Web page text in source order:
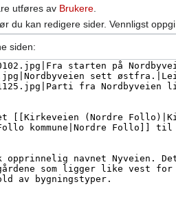
utføres av Brukere
du kan redigere sider. Vennligst
siden: